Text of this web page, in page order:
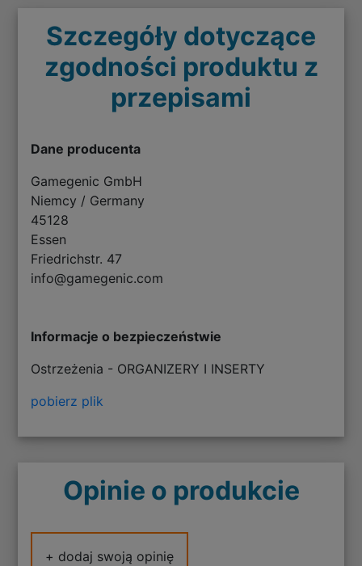
Szczegóły dotyczące
zgodności produktu z
przepisami
Dane producenta
Gamegenic GmbH
Niemcy / Germany
45128
Essen
Friedrichstr. 47
info@gamegenic.com
Informacje o bezpieczeństwie
Ostrzeżenia - ORGANIZERY I INSERTY
pobierz plik
Opinie o produkcie
+ dodaj swoją opinię